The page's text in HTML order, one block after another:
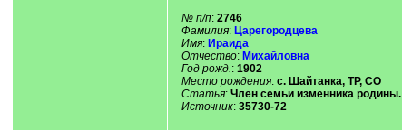
№ п/п: 2746
Фамилия: Царегородцева
Имя: Ираида
Отчество: Михайловна
Год рожд.: 1902
Место рождения: с. Шайтанка, ТР, СО
Статья: Член семьи изменника родины.
Источник: 35730-72